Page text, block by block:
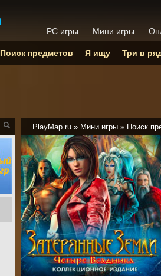
PlayMap.ru » Мини игры » Поиск
PC игры Мини игры
Поиск предметов Я ищу Три в